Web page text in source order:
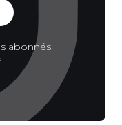
abonnés.